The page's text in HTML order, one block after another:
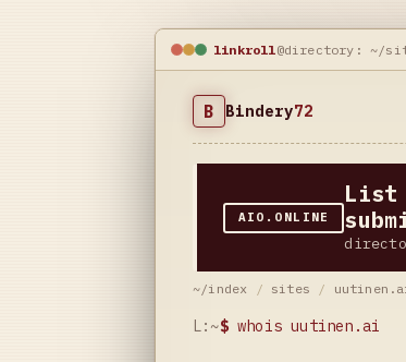
linkroll@directory: ~/
B Bindery72
AIO.ONLINE
List
~/index / sites /
L:~$ whois uutinen.ai